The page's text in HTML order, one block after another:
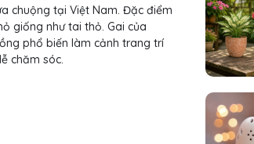
chuộng tại Việt Nam. Đặc điểm
giống như tai thỏ. Gai của
phổ biến làm cảnh trang trí
chăm sóc.